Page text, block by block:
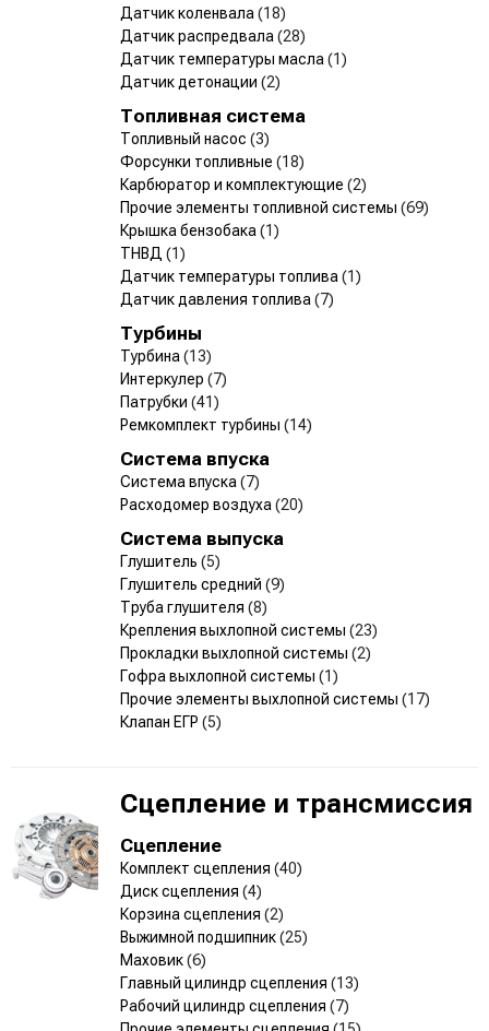
Датчик коленвала (18)
Датчик распредвала (28)
Датчик температуры масла (1)
Датчик детонации (2)
Топливная система
Топливный насос (3)
Форсунки топливные (18)
Карбюратор и комплектующие (2)
Прочие элементы топливной системы (69)
Крышка бензобака (1)
ТНВД (1)
Датчик температуры топлива (1)
Датчик давления топлива (7)
Турбины
Турбина (13)
Интеркулер (7)
Патрубки (41)
Ремкомплект турбины (14)
Система впуска
Система впуска (7)
Расходомер воздуха (20)
Система выпуска
Глушитель (5)
Глушитель средний (9)
Труба глушителя (8)
Крепления выхлопной системы (23)
Прокладки выхлопной системы (2)
Гофра выхлопной системы (1)
Прочие элементы выхлопной системы (17)
Клапан ЕГР (5)
Сцепление и трансмиссия
Сцепление
Комплект сцепления (40)
Диск сцепления (4)
Корзина сцепления (2)
Выжимной подшипник(25)
Маховик(6)
Главный цилиндр сцепления (13)
Рабочий цилиндр сцепления (7)